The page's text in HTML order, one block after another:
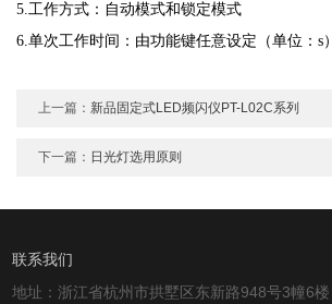
5.工作方式：自动模式和锁定模式
6.单次工作时间：由功能键任意设定（单位：s）
上一篇： 新品固定式LED频闪仪PT-L02C系列
下一篇： 日光灯选用原则
联系我们
地址：浙江省杭州市拱墅区东新路948号3幢6楼